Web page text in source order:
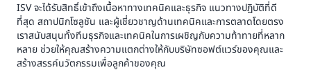
ISV จะได้รับสิทธิ์เข้าถึงเนื้อหาทางเทคนิคและธุรกิจ แนวทางปฏิบัติที่ดี
ที่สุด สถาปนิกโซลูชัน และผู้เชี่ยวชาญด้านเทคนิคและการตลาดโดยตรง
เราสนับสนุนทั้งทีมธุรกิจและเทคนิคในการเผชิญกับความท้าทายที่หลาก
หลาย ช่วยให้คุณสร้างความแตกต่างให้กับบริษัทซอฟต์แวร์ของคุณและ
สร้างสรรค์นวัตกรรมเพื่อลูกค้าของคุณ